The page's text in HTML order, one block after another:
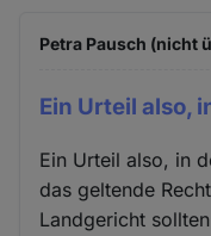
Petra Pausch (nicht
Ein Urteil also,
Ein Urteil also, in
das geltende
Landgericht